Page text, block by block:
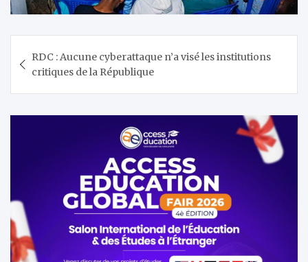
de
l’article
RDC : Aucune cyberattaque n’a visé les institutions
critiques de la République